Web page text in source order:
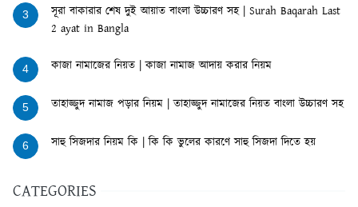
3
সূরা বাকারার শেষ দুই আয়াত বাংলা উচ্চারণ সহ | Surah Baqarah Last
2 ayat in Bangla
4 কাজা নামাজের নিয়ত | কাজা নামাজ আদায় করার নিয়ম
5 তাহাজ্জুদ নামাজ পড়ার নিয়ম | তাহাজ্জুদ নামাজের নিয়ত বাংলা উচ্চারণ সহ
6 সাহু সিজদার নিয়ম কি | কি কি ভুলের কারণে সাহু সিজদা দিতে হয়
CATEGORIES